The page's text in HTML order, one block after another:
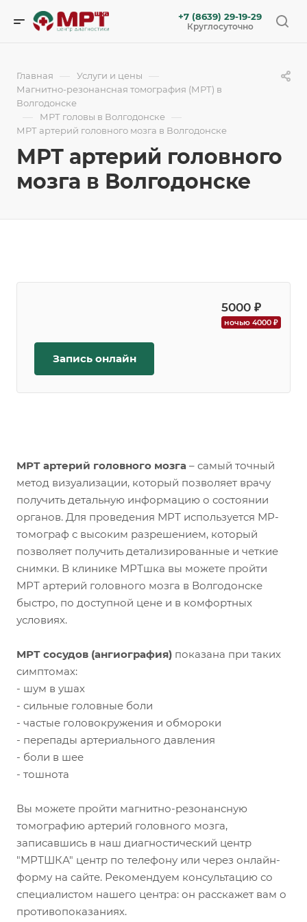
+7 (8639) 29-19-29
Круглосуточно
Главная — Услуги и цены —
Магнитно-резонансная томография (МРТ) в
Волгодонске
— МРТ головы в Волгодонске —
МРТ артерий головного мозга в Волгодонске
МРТ артерий головного
мозга в Волгодонске
5000 ₽
ночью 4000 ₽
Запись онлайн
МРТ артерий головного мозга – самый точный
метод визуализации, который позволяет врачу
получить детальную информацию о состоянии
органов. Для проведения МРТ используется МР-
томограф с высоким разрешением, который
позволяет получить детализированные и четкие
снимки. В клинике МРТшка вы можете пройти
МРТ артерий головного мозга в Волгодонске
быстро, по доступной цене и в комфортных
условиях.
МРТ сосудов (ангиография) показана при таких
симптомах:
- шум в ушах
- сильные головные боли
- частые головокружения и обмороки
- перепады артериального давления
- боли в шее
- тошнота
Вы можете пройти магнитно-резонансную
томографию артерий головного мозга,
записавшись в наш диагностический центр
"МРТШКА" центр по телефону или через онлайн-
форму на сайте. Рекомендуем консультацию со
специалистом нашего центра: он расскажет вам о
противопоказаниях.